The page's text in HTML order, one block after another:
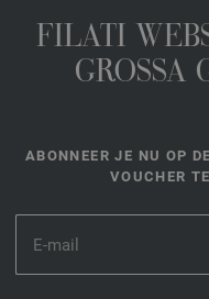
FILATI
GROSSA
ABONNEER JE NU OP
VOUCHER